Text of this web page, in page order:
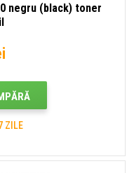
negru (black) toner
ZILE